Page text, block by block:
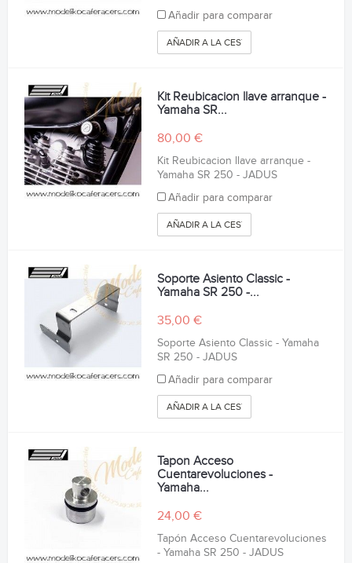
Añadir para comparar
AÑADIR A LA CESTA
Kit Reubicacion llave arranque -
Yamaha SR...
80,00 €
Kit Reubicacion llave arranque -
Yamaha SR 250 - JADUS
Añadir para comparar
AÑADIR A LA CESTA
Soporte Asiento Classic -
Yamaha SR 250 -...
35,00 €
Soporte Asiento Classic - Yamaha
SR 250 - JADUS
Añadir para comparar
AÑADIR A LA CESTA
Tapon Acceso
Cuentarevoluciones -
Yamaha...
24,00 €
Tapón Acceso Cuentarevoluciones
- Yamaha SR 250 - JADUS